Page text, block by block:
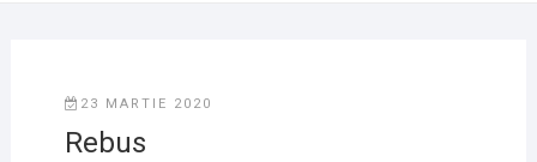
23 MARTIE 2020
Rebus